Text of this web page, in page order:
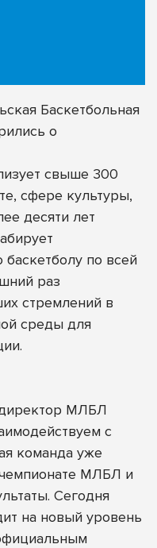
Баскетбольная
о
свыше 300
сфере культуры,
десяти лет
по всей
раз
стремлений в
среды для
МЛБЛ
с
команда уже
МЛБЛ и
Сегодня
на новый уровень